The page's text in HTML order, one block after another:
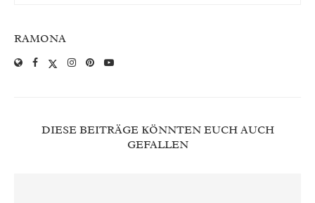
RAMONA
DIESE BEITRÄGE KÖNNTEN EUCH AUCH
GEFALLEN